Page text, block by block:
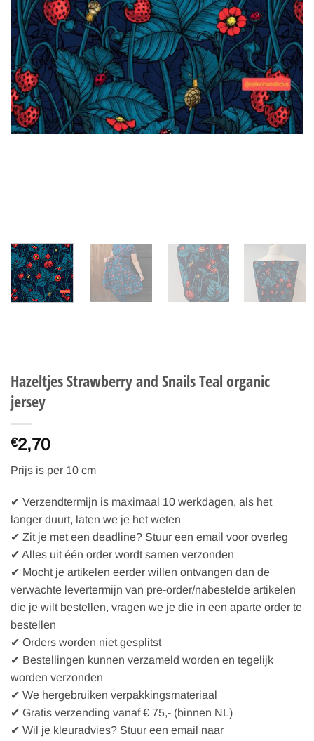
Hazeltjes Strawberry and Snails Teal organic
jersey
€2,70
Prijs is per 10 cm
✔ Verzendtermijn is maximaal 10 werkdagen, als het
langer duurt, laten we je het weten
✔ Zit je met een deadline? Stuur een email voor overleg
✔ Alles uit één order wordt samen verzonden
✔ Mocht je artikelen eerder willen ontvangen dan de
verwachte levertermijn van pre-order/nabestelde artikelen
die je wilt bestellen, vragen we je die in een aparte order te
bestellen
✔ Orders worden niet gesplitst
✔ Bestellingen kunnen verzameld worden en tegelijk
worden verzonden
✔ We hergebruiken verpakkingsmateriaal
✔ Gratis verzending vanaf € 75,- (binnen NL)
✔ Wil je kleuradvies? Stuur een email naar